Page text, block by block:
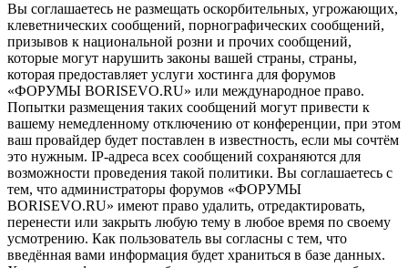
Вы соглашаетесь не размещать оскорбительных, угрожающих,
клеветнических сообщений, порнографических сообщений,
призывов к национальной розни и прочих сообщений,
которые могут нарушить законы вашей страны, страны,
которая предоставляет услуги хостинга для форумов
«ФОРУМЫ BORISEVO.RU» или международное право.
Попытки размещения таких сообщений могут привести к
вашему немедленному отключению от конференции, при этом
ваш провайдер будет поставлен в известность, если мы сочтём
это нужным. IP-адреса всех сообщений сохраняются для
возможности проведения такой политики. Вы соглашаетесь с
тем, что администраторы форумов «ФОРУМЫ
BORISEVO.RU» имеют право удалить, отредактировать,
перенести или закрыть любую тему в любое время по своему
усмотрению. Как пользователь вы согласны с тем, что
введённая вами информация будет храниться в базе данных.